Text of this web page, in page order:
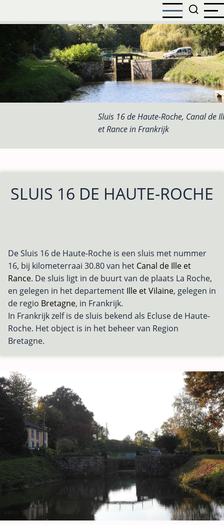
naar
de
inhoud
gaan
Sluis 16 de Haute-Roche, Canal de
et Rance in Frankrijk
SLUIS 16 DE HAUTE-ROCHE
De Sluis 16 de Haute-Roche is een sluis met nummer
16, bij kilometerraai 30.80 van het Canal de Ille et
Rance. De sluis ligt in de buurt van de plaats La Roche,
en gelegen in het departement Ille et Vilaine, gelegen in
de regio Bretagne, in Frankrijk.
In Frankrijk zelf is de sluis bekend als Ecluse de Haute-
Roche. Het object is in het beheer van Region
Bretagne.